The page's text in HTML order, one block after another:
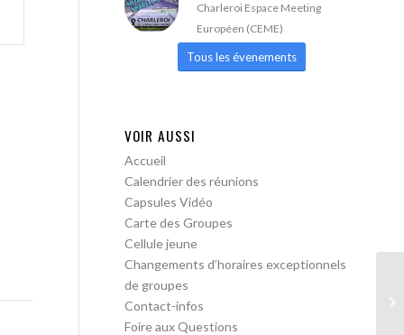
Charleroi Espace Meeting
Européen (CEME)
Tous les évenements
VOIR AUSSI
Accueil
Calendrier des réunions
Capsules Vidéo
Carte des Groupes
Cellule jeune
Changements d’horaires exceptionnels
de groupes
Contact-infos
Foire aux Questions